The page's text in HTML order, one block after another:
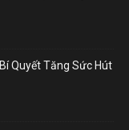
Quyết Tăng Sức Hút